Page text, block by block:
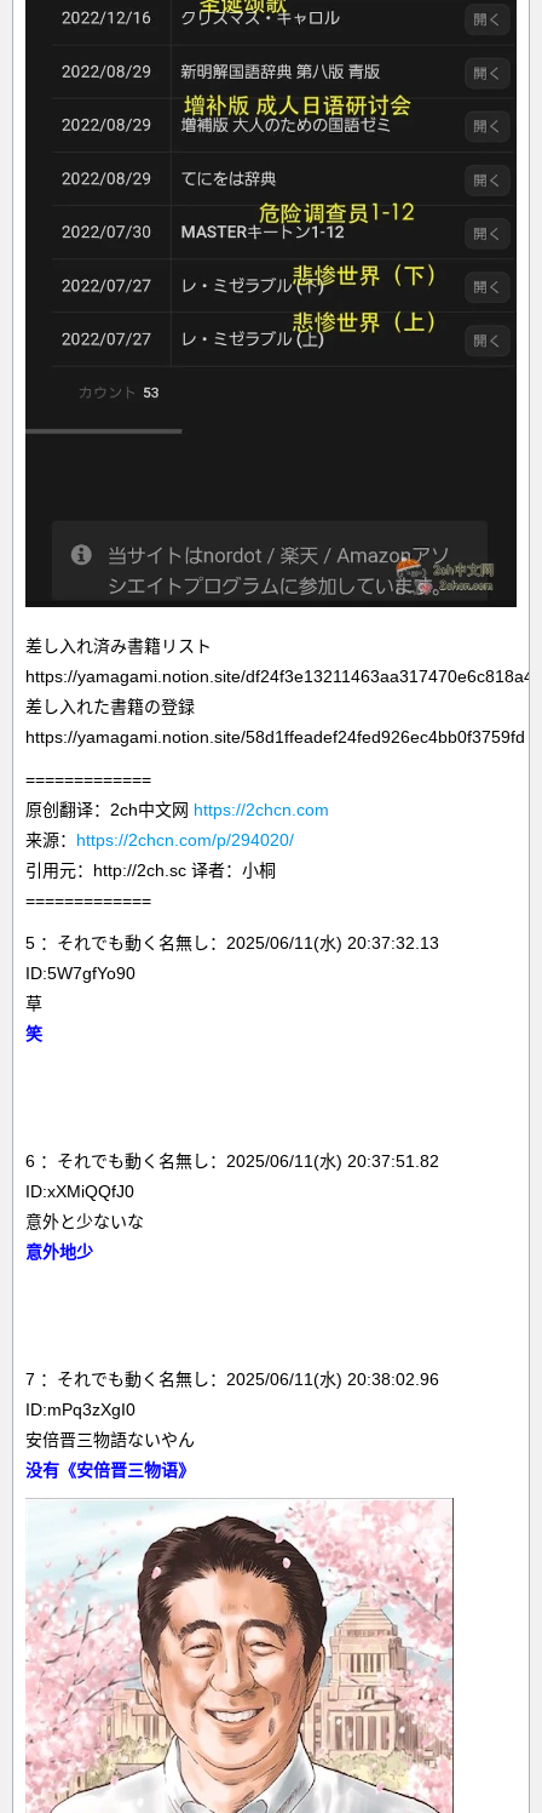
差し入れ済み書籍リスト
https://yamagami.notion.site/df24f3e13211463aa317470e6c818a4b
差し入れた書籍の登録
https://yamagami.notion.site/58d1ffeadef24fed926ec4bb0f3759fd
=============
原创翻译：2ch中文网 https://2chcn.com
来源： https://2chcn.com/p/294020/
引用元：http://2ch.sc 译者：小桐
=============
5 ：それでも動く名無し：2025/06/11(水) 20:37:32.13
ID:5W7gfYo90
草
笑
6 ：それでも動く名無し：2025/06/11(水) 20:37:51.82
ID:xXMiQQfJ0
意外と少ないな
意外地少
7 ：それでも動く名無し：2025/06/11(水) 20:38:02.96
ID:mPq3zXgI0
安倍晋三物語ないやん
没有《安倍晋三物语》